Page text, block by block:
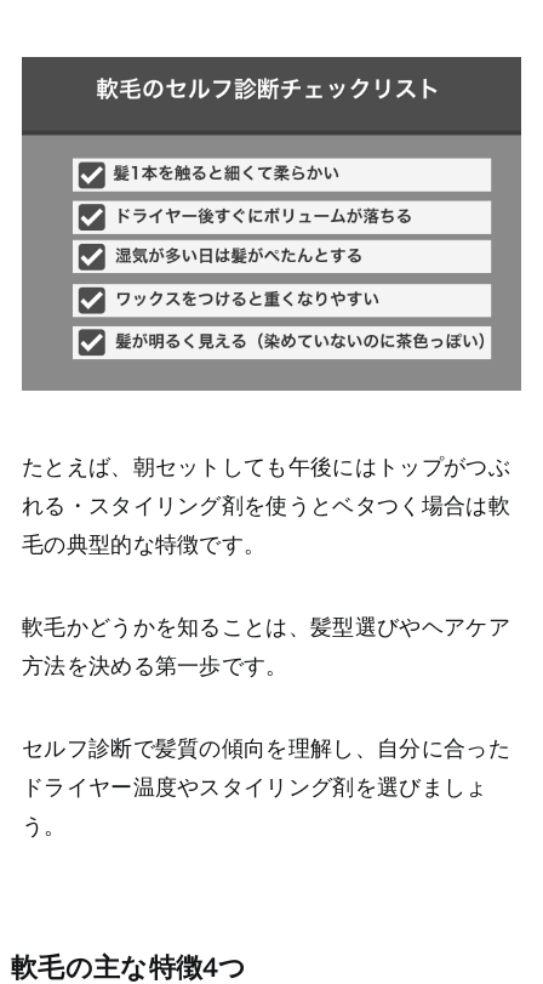
たとえば、朝セットしても午後にはトップがつぶ
れる・スタイリング剤を使うとベタつく場合は軟
毛の典型的な特徴です。
軟毛かどうかを知ることは、髪型選びやヘアケア
方法を決める第一歩です。
セルフ診断で髪質の傾向を理解し、自分に合った
ドライヤー温度やスタイリング剤を選びましょ
う。
軟毛の主な特徴4つ